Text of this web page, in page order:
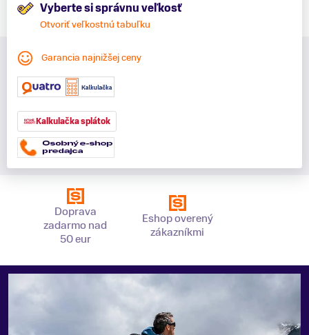
Vyberte si správnu veľkosť
Otvoriť veľkostnú tabuľku
Garancia najnižšej ceny
Kalkulačka splátok
Doprava
zadarmo nad
50 eur
Eshop overený
zákazníkmi